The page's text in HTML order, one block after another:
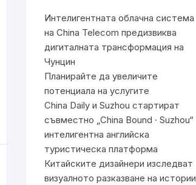
Интелигентната облачна система
на China Telecom предизвиква
дигиталната трансформация на
Чунцин
Планирайте да увеличите
потенциала на услугите
China Daily и Suzhou стартират
съвместно „China Bound · Suzhou“
интелигентна английска
туристическа платформа
Китайските дизайнери изследват
визуалното разказване на истории